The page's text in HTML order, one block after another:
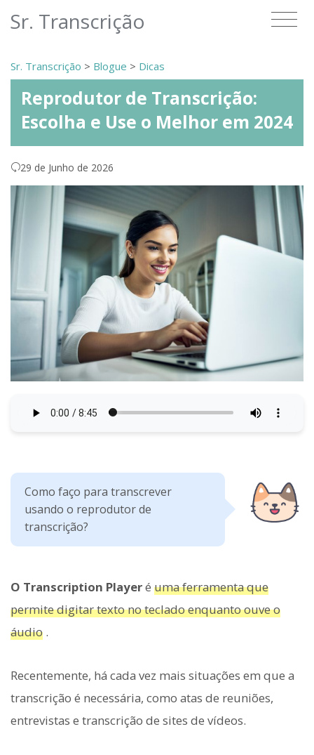
Sr. Transcrição
Sr. Transcrição > Blogue > Dicas
Reprodutor de Transcrição:
Escolha e Use o Melhor em 2024
29 de Junho de 2026
Como faço para transcrever
usando o reprodutor de
transcrição?
O Transcription Playeré uma ferramenta que
permite digitar texto no teclado enquanto ouve o
áudio .
Recentemente, há cada vez mais situações em que a
transcrição é necessária, como atas de reuniões,
entrevistas e transcrição de sites de vídeos.